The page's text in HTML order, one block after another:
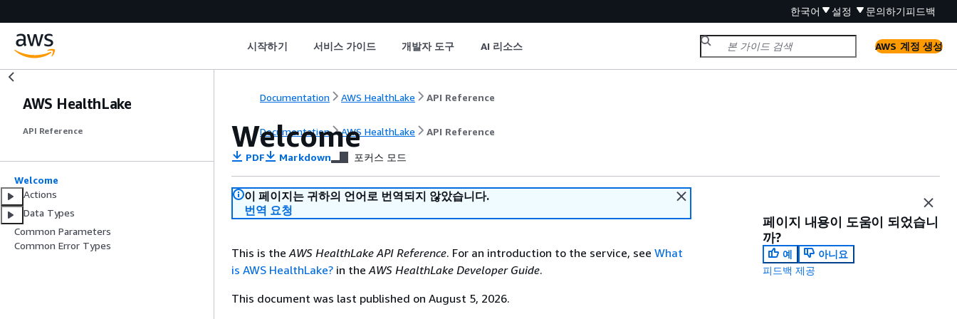
한국어 설정 문의하기피드백
시작하기 서비스 가이드 개발자 도구 AI 리소스 AWS 계정 생성
AWS HealthLake
API Reference
Welcome
Actions
Data Types
Common Parameters
Common Error Types
Documentation AWS HealthLake API Reference
Documentation AWS HealthLake API Reference
Welcome
PDF Markdown 포커스 모드
이 페이지는 귀하의 언어로 번역되지 않았습니다.
번역 요청
This is theAWS HealthLake API Reference. For an introduction to the service, see What
is AWS HealthLake? in theAWS HealthLake Developer Guide.
This document was last published on August 5, 2026.
페이지 내용이 도움이 되었습니
까?
예
아니요
피드백 제공